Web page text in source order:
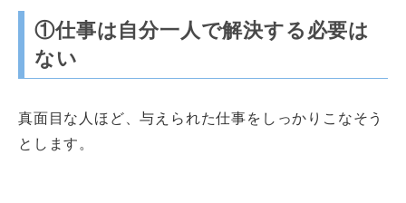
①仕事は自分一人で解決する必要は
ない
真面目な人ほど、与えられた仕事をしっかりこなそう
とします。